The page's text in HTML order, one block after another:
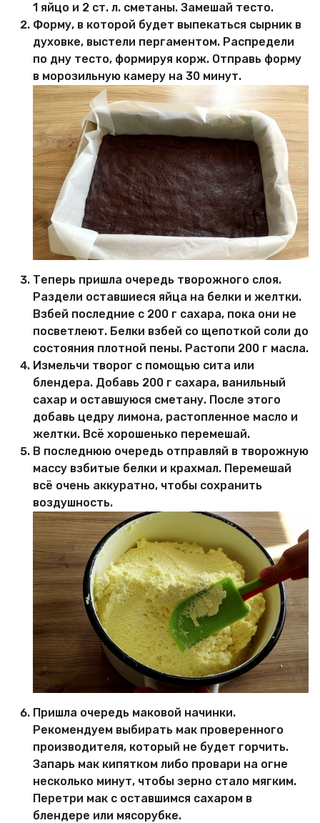
1 яйцо и 2 ст. л. сметаны. Замешай тесто.
Форму, в которой будет выпекаться сырник в
духовке, выстели пергаментом. Распредели
по дну тесто, формируя корж. Отправь форму
в морозильную камеру на 30 минут.
Теперь пришла очередь творожного слоя.
Раздели оставшиеся яйца на белки и желтки.
Взбей последние с 200 г сахара, пока они не
посветлеют. Белки взбей со щепоткой соли до
состояния плотной пены. Растопи 200 г масла.
Измельчи творог с помощью сита или
блендера. Добавь 200 г сахара, ванильный
сахар и оставшуюся сметану. После этого
добавь цедру лимона, растопленное масло и
желтки. Всё хорошенько перемешай.
В последнюю очередь отправляй в творожную
массу взбитые белки и крахмал. Перемешай
всё очень аккуратно, чтобы сохранить
воздушность.
Пришла очередь маковой начинки.
Рекомендуем выбирать мак проверенного
производителя, который не будет горчить.
Запарь мак кипятком либо провари на огне
несколько минут, чтобы зерно стало мягким.
Перетри мак с оставшимся сахаром в
блендере или мясорубке.